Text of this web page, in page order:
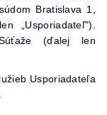
Bratislava 1,
„Usporiadateľ").
(ďalej len
Usporiadateľa